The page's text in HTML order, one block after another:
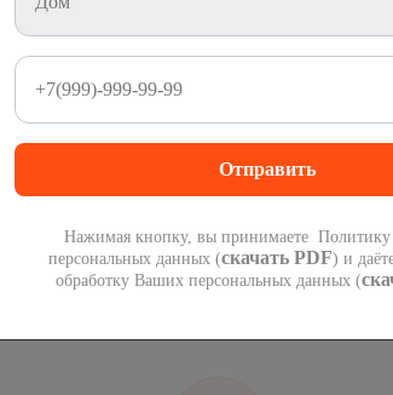
1 000 минут
при переходе со своим номером.
300
Нажимая кнопку, вы принимаете Политику
персональных данных (скачать PDF) и
обработку Ваших персональных данных (